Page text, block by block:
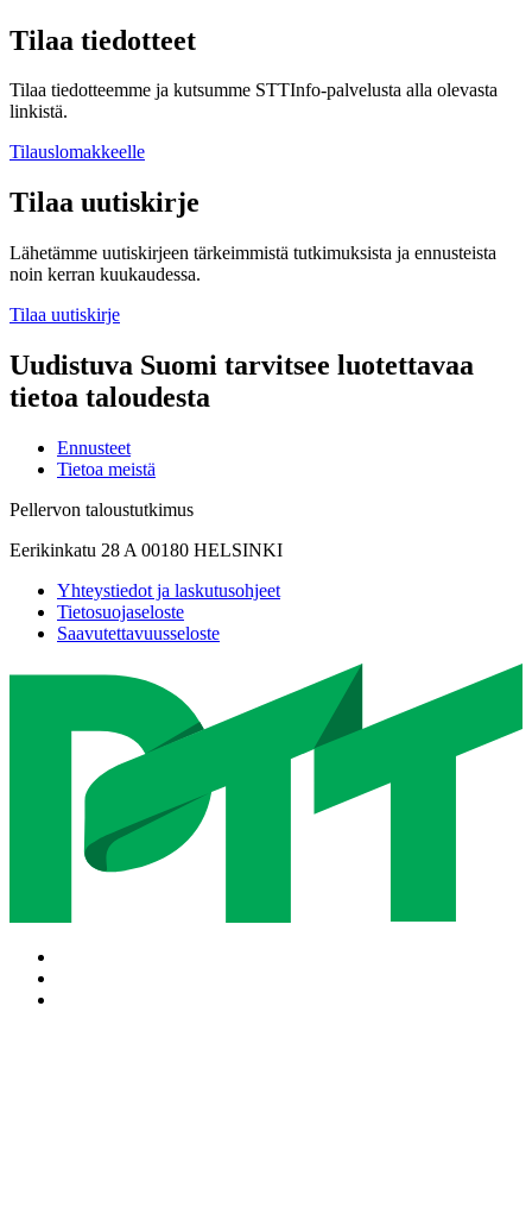
Tilaa tiedotteet
Tilaa tiedotteemme ja kutsumme STTInfo-palvelusta alla olevasta
linkistä.
Tilauslomakkeelle
Tilaa uutiskirje
Lähetämme uutiskirjeen tärkeimmistä tutkimuksista ja ennusteista
noin kerran kuukaudessa.
Tilaa uutiskirje
Uudistuva Suomi tarvitsee luotettavaa
tietoa taloudesta
Ennusteet
Tietoa meistä
Pellervon taloustutkimus
Eerikinkatu 28 A 00180 HELSINKI
Yhteystiedot ja laskutusohjeet
Tietosuojaseloste
Saavutettavuusseloste